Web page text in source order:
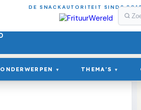
DE SNACKAUTORITEIT SINDS
ONDERWERPEN ▾ THEMA'S ▾